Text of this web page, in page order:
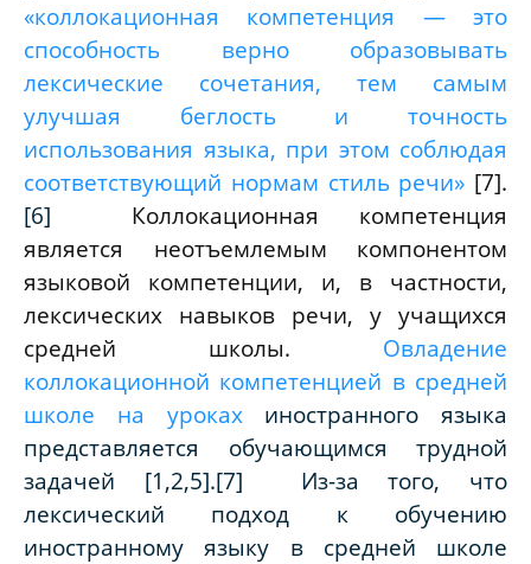
«коллокационная компетенция — это
способность верно образовывать
лексические сочетания, тем самым
улучшая беглость и точность
использования языка, при этом соблюдая
соответствующий нормам стиль речи» [7].
[6]
Коллокационная компетенция
является неотъемлемым компонентом
языковой компетенции, и, в частности,
лексических навыков речи, у учащихся
средней школы. Овладение
коллокационной компетенцией в средней
школе на уроках иностранного языка
представляется обучающимся трудной
задачей [1,2,5].[7]
Из-за того, что
лексический подход к обучению
иностранному языку в средней школе